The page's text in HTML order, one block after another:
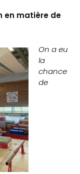
en matière de
On a eu
la
chance
de